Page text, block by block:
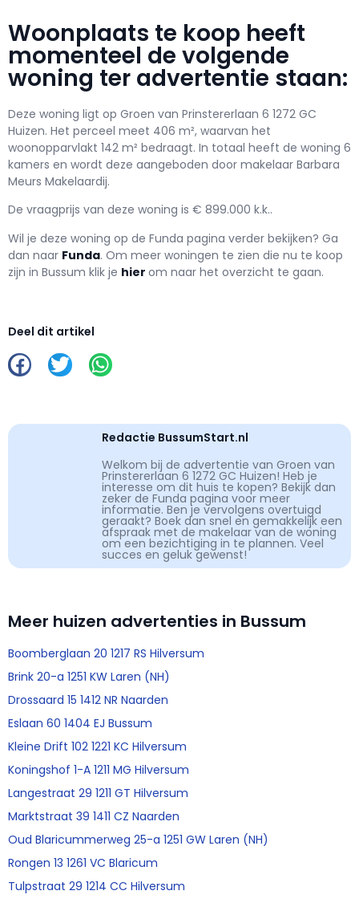
Woonplaats te koop heeft
momenteel de volgende
woning ter advertentie staan:
Deze woning ligt op Groen van Prinstererlaan 6 1272 GC
Huizen. Het perceel meet 406 m², waarvan het
woonopparvlakt 142 m² bedraagt. In totaal heeft de woning 6
kamers en wordt deze aangeboden door makelaar Barbara
Meurs Makelaardij.
De vraagprijs van deze woning is € 899.000 k.k..
Wil je deze woning op de Funda pagina verder bekijken? Ga
dan naar Funda. Om meer woningen te zien die nu te koop
zijn in Bussum klik je hier om naar het overzicht te gaan.
Deel dit artikel
Redactie BussumStart.nl
Welkom bij de advertentie van Groen van
Prinstererlaan 6 1272 GC Huizen! Heb je
interesse om dit huis te kopen? Bekijk dan
zeker de Funda pagina voor meer
informatie. Ben je vervolgens overtuigd
geraakt? Boek dan snel en gemakkelijk een
afspraak met de makelaar van de woning
om een bezichtiging in te plannen. Veel
succes en geluk gewenst!
Meer huizen advertenties in Bussum
Boomberglaan 20 1217 RS Hilversum
Brink 20-a 1251 KW Laren (NH)
Drossaard 15 1412 NR Naarden
Eslaan 60 1404 EJ Bussum
Kleine Drift 102 1221 KC Hilversum
Koningshof 1-A 1211 MG Hilversum
Langestraat 29 1211 GT Hilversum
Marktstraat 39 1411 CZ Naarden
Oud Blaricummerweg 25-a 1251 GW Laren (NH)
Rongen 13 1261 VC Blaricum
Tulpstraat 29 1214 CC Hilversum